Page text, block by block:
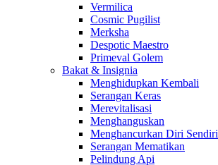
Vermilica
Cosmic Pugilist
Merksha
Despotic Maestro
Primeval Golem
Bakat & Insignia
Menghidupkan Kembali
Serangan Keras
Merevitalisasi
Menghanguskan
Menghancurkan Diri Sendiri
Serangan Mematikan
Pelindung Api